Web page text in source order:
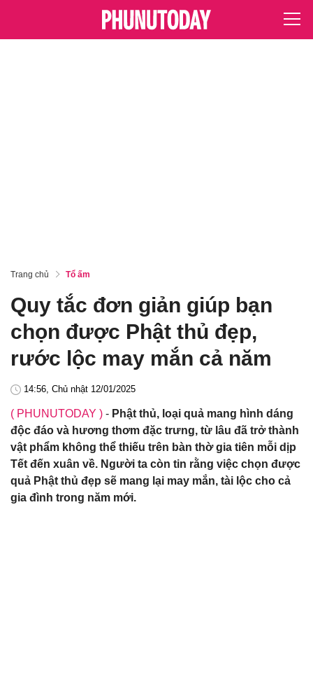
Trang chủ Tổ ấm
Quy tắc đơn giản giúp bạn
chọn được Phật thủ đẹp,
rước lộc may mắn cả năm
14:56, Chủ nhật 12/01/2025
( PHUNUTODAY ) - Phật thủ, loại quả mang hình dáng
độc đáo và hương thơm đặc trưng, từ lâu đã trở thành
vật phẩm không thể thiếu trên bàn thờ gia tiên mỗi dịp
Tết đến xuân về. Người ta còn tin rằng việc chọn được
quả Phật thủ đẹp sẽ mang lại may mắn, tài lộc cho cả
gia đình trong năm mới.